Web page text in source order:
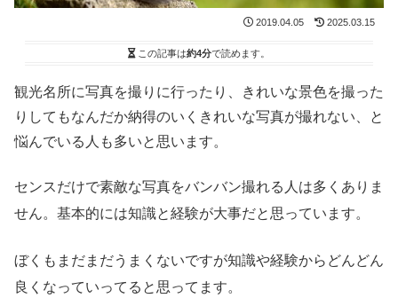
2019.04.05 2025.03.15
この記事は約4分で読めます。
観光名所に写真を撮りに行ったり、きれいな景色を撮った
りしてもなんだか納得のいくきれいな写真が撮れない、と
悩んでいる人も多いと思います。
センスだけで素敵な写真をバンバン撮れる人は多くありま
せん。基本的には知識と経験が大事だと思っています。
ぼくもまだまだうまくないですが知識や経験からどんどん
良くなっていってると思ってます。